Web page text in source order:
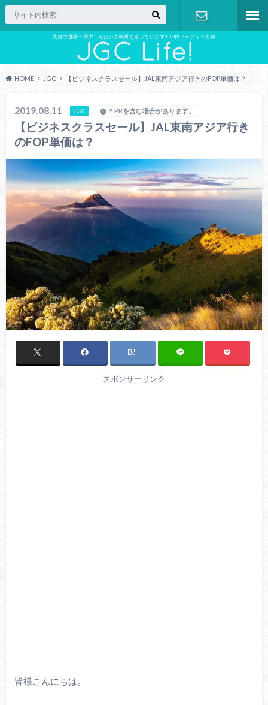
夫婦で世界一周中 ただいま欧州を巡っています✈︎30代アラフォー夫婦
お問い合わ
せ
HOME JGC 【ビジネスクラスセール】JAL東南アジア行きのFOP単価は？
2019.08.11 JGC ＊PRを含む場合があります。
【ビジネスクラスセール】JAL東南アジア行き
のFOP単価は？
スポンサーリンク
皆様こんにちは。